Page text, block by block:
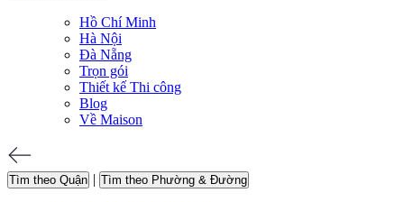
Hồ Chí Minh
Hà Nội
Đà Nẵng
Trọn gói
Thiết kế Thi công
Blog
Về Maison
Tìm theo Quận | Tìm theo Phường & Đường